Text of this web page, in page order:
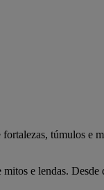
túmulos
e lendas.